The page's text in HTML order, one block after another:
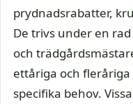
prydnadsrabatter,
De trivs under en
och
ettåriga och
specifika behov.